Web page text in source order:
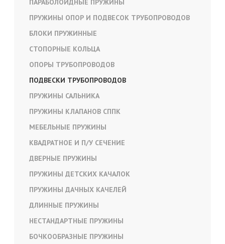
ПАРАБОЛОИДНЫЕ ПРУЖИНЫ
ПРУЖИНЫ ОПОР И ПОДВЕСОК ТРУБОПРОВОДОВ
БЛОКИ ПРУЖИННЫЕ
СТОПОРНЫЕ КОЛЬЦА
ОПОРЫ ТРУБОПРОВОДОВ
ПОДВЕСКИ ТРУБОПРОВОДОВ
ПРУЖИНЫ САЛЬНИКА
ПРУЖИНЫ КЛАПАНОВ СППК
МЕБЕЛЬНЫЕ ПРУЖИНЫ
КВАДРАТНОЕ И П/У СЕЧЕНИЕ
ДВЕРНЫЕ ПРУЖИНЫ
ПРУЖИНЫ ДЕТСКИХ КАЧАЛОК
ПРУЖИНЫ ДАЧНЫХ КАЧЕЛЕЙ
ДЛИННЫЕ ПРУЖИНЫ
НЕСТАНДАРТНЫЕ ПРУЖИНЫ
БОЧКООБРАЗНЫЕ ПРУЖИНЫ